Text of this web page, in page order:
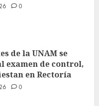
0
de la UNAM se
examen de control,
en Rectoría
0